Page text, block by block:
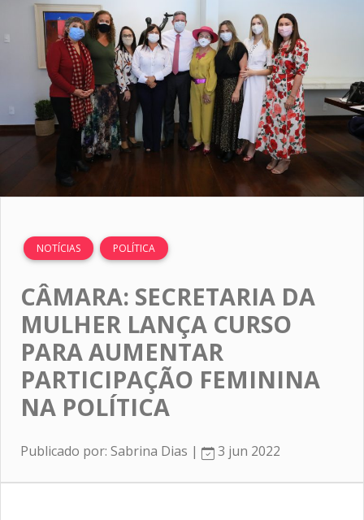
NOTÍCIAS POLÍTICA
CÂMARA: SECRETARIA DA
MULHER LANÇA CURSO
PARA AUMENTAR
PARTICIPAÇÃO FEMININA
NA POLÍTICA
Publicado por: Sabrina Dias | 3 jun 2022